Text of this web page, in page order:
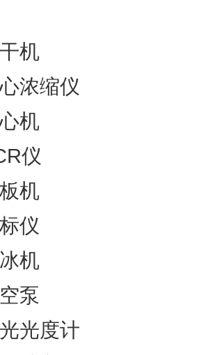
机
浓缩仪
机
仪
机
仪
机
泵
光度计